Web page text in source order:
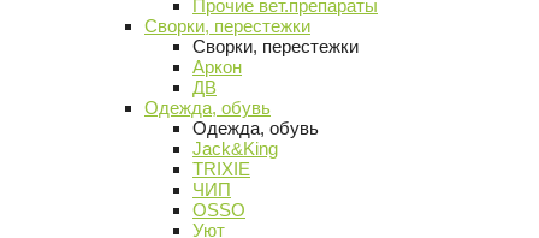
Прочие вет.препараты
Сворки, перестежки
Сворки, перестежки
Аркон
ДВ
Одежда, обувь
Одежда, обувь
Jack&King
TRIXIE
ЧИП
OSSO
Уют